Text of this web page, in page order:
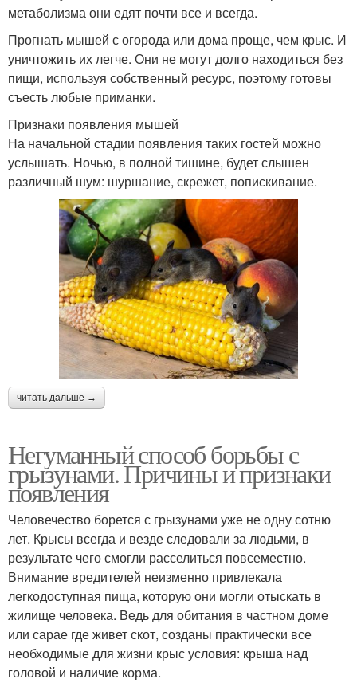
метаболизма они едят почти все и всегда.
Прогнать мышей с огорода или дома проще, чем крыс. И
уничтожить их легче. Они не могут долго находиться без
пищи, используя собственный ресурс, поэтому готовы
съесть любые приманки.
Признаки появления мышей
На начальной стадии появления таких гостей можно
услышать. Ночью, в полной тишине, будет слышен
различный шум: шуршание, скрежет, попискивание.
читать дальше →
Негуманный способ борьбы с
грызунами. Причины и признаки
появления
Человечество борется с грызунами уже не одну сотню
лет. Крысы всегда и везде следовали за людьми, в
результате чего смогли расселиться повсеместно.
Внимание вредителей неизменно привлекала
легкодоступная пища, которую они могли отыскать в
жилище человека. Ведь для обитания в частном доме
или сарае где живет скот, созданы практически все
необходимые для жизни крыс условия: крыша над
головой и наличие корма.